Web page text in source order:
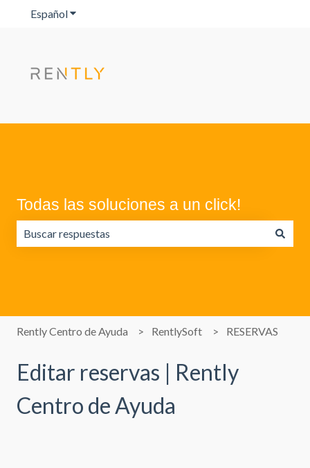
EspañolTraducciones de Mostrar submenú de
Todas las soluciones a un click!
Rently Centro de Ayuda RentlySoft RESERVAS
Editar reservas | Rently
Centro de Ayuda